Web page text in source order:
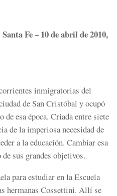
Fe – 10 de abril de 2010,
inmigratorias del
de San Cristóbal y ocupó
esa época. Criada entre siete
de la imperiosa necesidad de
a la educación. Cambiar esa
sus grandes objetivos.
para estudiar en la Escuela
hermanas Cossettini. Allí se